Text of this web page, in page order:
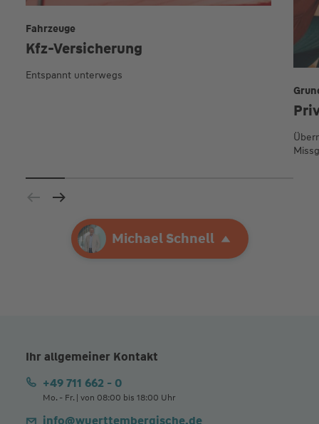
Ihre Agentur Michael Schnell
Michael Schnell
Kfz-Versicherung
Fahrzeuge
Entspannt unterwegs
Ihr allgemeiner Kontakt
+49 711 662 - 0
Mo. - Fr. | von 08:00 bis 18:00 Uhr
info@wuerttembergische.de